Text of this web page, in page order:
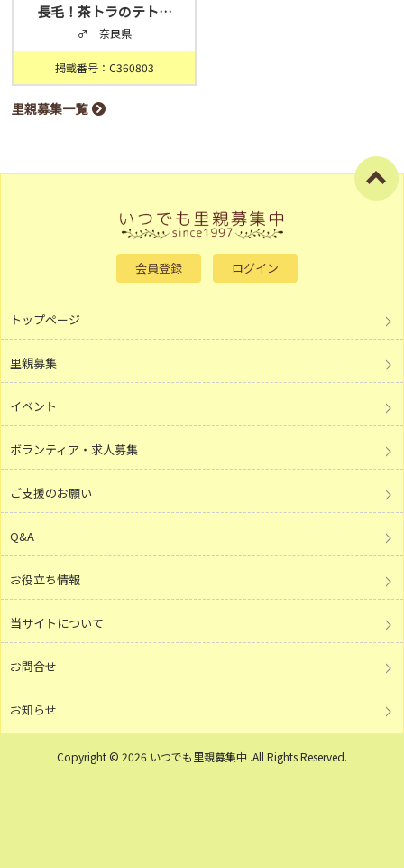
長毛！茶トラのテト…
♂ 奈良県
掲載番号：C360803
里親募集一覧
会員登録 ログイン
トップページ
里親募集
イベント
ボランティア・求人募集
ご支援のお願い
Q&A
お役立ち情報
当サイトについて
お問合せ
お知らせ
Copyright © 2026 いつでも里親募集中 .All Rights Reserved.